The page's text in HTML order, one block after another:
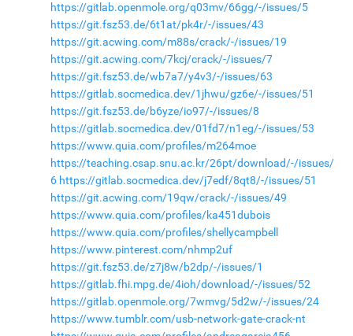
https://gitlab.openmole.org/q03mv/66gg/-/issues/5
https://git.fsz53.de/6t1at/pk4r/-/issues/43
https://git.acwing.com/m88s/crack/-/issues/19
https://git.acwing.com/7kcj/crack/-/issues/7
https://git.fsz53.de/wb7a7/y4v3/-/issues/63
https://gitlab.socmedica.dev/1jhwu/gz6e/-/issues/51
https://git.fsz53.de/b6yze/io97/-/issues/8
https://gitlab.socmedica.dev/01fd7/n1eg/-/issues/53
https://www.quia.com/profiles/m264moe
https://teaching.csap.snu.ac.kr/26pt/download/-/issues/
6 https://gitlab.socmedica.dev/j7edf/8qt8/-/issues/51
https://git.acwing.com/19qw/crack/-/issues/49
https://www.quia.com/profiles/ka451dubois
https://www.quia.com/profiles/shellycampbell
https://www.pinterest.com/nhmp2uf
https://git.fsz53.de/z7j8w/b2dp/-/issues/1
https://gitlab.fhi.mpg.de/4ioh/download/-/issues/52
https://gitlab.openmole.org/7wmvg/5d2w/-/issues/24
https://www.tumblr.com/usb-network-gate-crack-nt